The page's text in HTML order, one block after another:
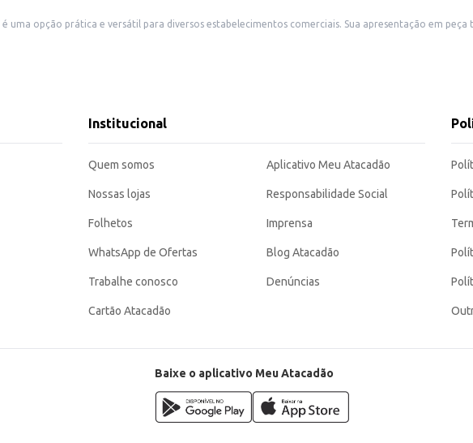
estabelecimentos comerciais. Sua apresentação em peça tubular facilita o fatiamento e o manuseio, ideal para buffets,
A Mortadela de Frango Tubular Confiança
Institucional
Quem somos
Nossas lojas
Folhetos
WhatsApp de Ofertas
Trabalhe conosco
Cartão Atacadão
Aplicativo Meu Atacadão
Responsabilidade Social
Imprensa
Blog Atacadão
Denúncias
Baixe o aplicativo Meu Atacadão